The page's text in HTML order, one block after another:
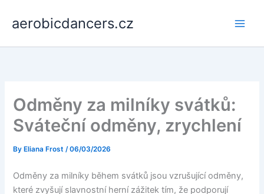
aerobicdancers.cz
Odměny za milníky svátků:
Sváteční odměny, zrychlení
By Eliana Frost/06/03/2026
Odměny za milníky během svátků jsou vzrušující odměny,
které zvyšují slavnostní herní zážitek tím, že podporují